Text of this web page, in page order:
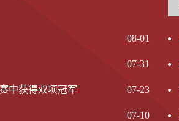
08-01
07-31
07-23
中获得双项冠军
07-10